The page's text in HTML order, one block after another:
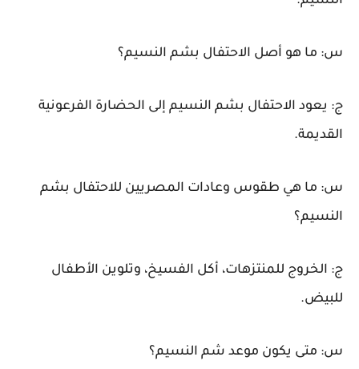
س: ما هو أصل الاحتفال بشم النسيم؟
ج: يعود الاحتفال بشم النسيم إلى الحضارة الفرعونية
القديمة.
س: ما هي طقوس وعادات المصريين للاحتفال بشم
النسيم؟
ج: الخروج للمنتزهات، أكل الفسيخ، وتلوين الأطفال
للبيض.
س: متى يكون موعد شم النسيم؟